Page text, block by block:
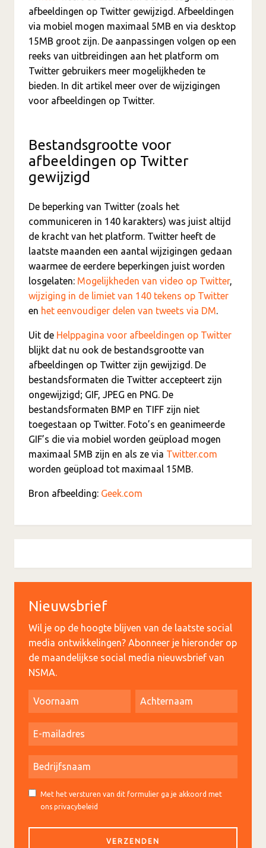
afbeeldingen op Twitter gewijzigd. Afbeeldingen
via mobiel mogen maximaal 5MB en via desktop
15MB groot zijn. De aanpassingen volgen op een
reeks van uitbreidingen aan het platform om
Twitter gebruikers meer mogelijkheden te
bieden. In dit artikel meer over de wijzigingen
voor afbeeldingen op Twitter.
Bestandsgrootte voor
afbeeldingen op Twitter
gewijzigd
De beperking van Twitter (zoals het
communiceren in 140 karakters) was juist altijd
de kracht van het platform. Twitter heeft de
laatste maanden een aantal wijzigingen gedaan
waarmee de eerdere beperkingen juist worden
losgelaten: Mogelijkheden van video op Twitter,
wijziging in de limiet van 140 tekens op Twitter
en het eenvoudiger delen van tweets via DM.
Uit de Helppagina voor afbeeldingen op Twitter
blijkt dat nu ook de bestandsgrootte van
afbeeldingen op Twitter zijn gewijzigd. De
bestandsformaten die Twitter accepteert zijn
ongewijzigd; GIF, JPEG en PNG. De
bestandsformaten BMP en TIFF zijn niet
toegestaan op Twitter. Foto’s en geanimeerde
GIF’s die via mobiel worden geüpload mogen
maximaal 5MB zijn en als ze via Twitter.com
worden geüpload tot maximaal 15MB.
Bron afbeelding: Geek.com
Nieuwsbrief
Wil je op de hoogte blijven van de laatste social
media ontwikkelingen? Abonneer je hieronder op
de maandelijkse social media nieuwsbrief van
NSMA.
Met het versturen van dit formulier ga je akkoord met
ons privacybeleid